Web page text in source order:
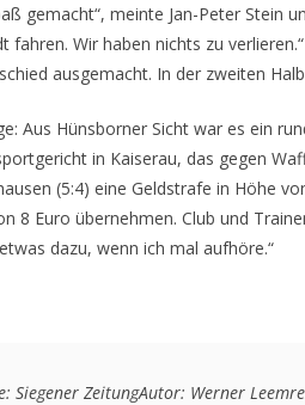
gemacht“, meinte Jan-Peter Stein
fahren. Wir haben nichts zu
ausgemacht. In der zweiten
Aus Hünsborner Sicht war es ein
in Kaiserau, das gegen
(5:4) eine Geldstrafe in Höhe
8 Euro übernehmen. Club und
dazu, wenn ich mal aufhöre.“
Siegener ZeitungAutor: Werner